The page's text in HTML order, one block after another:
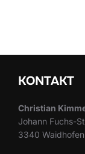
KONTAKT
Christian
Johann Fuchs-
3340